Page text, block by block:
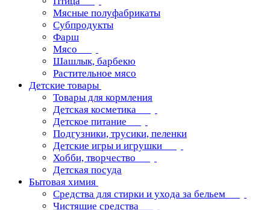
Мясные полуфабрикаты
Субпродукты
Фарш
Мясо
Шашлык, барбекю
Растительное мясо
Детские товары
Товары для кормления
Детская косметика
Детское питание
Подгузники, трусики, пеленки
Детские игры и игрушки
Хобби, творчество
Детская посуда
Бытовая химия
Средства для стирки и ухода за бельем
Чистящие средства